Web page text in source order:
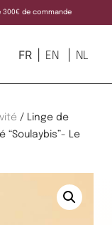
300€ de commande
FR EN NL
/ Linge de
“Soulaybis”- Le